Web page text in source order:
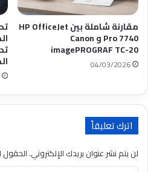
مقارنة شاملة بين HP OfficeJet
Pro 7740 و Canon
imagePROGRAF TC-20
04/03/2026
اترك تعليقاً
لن يتم نشر عنوان بريدك الإلكتروني.الحقول